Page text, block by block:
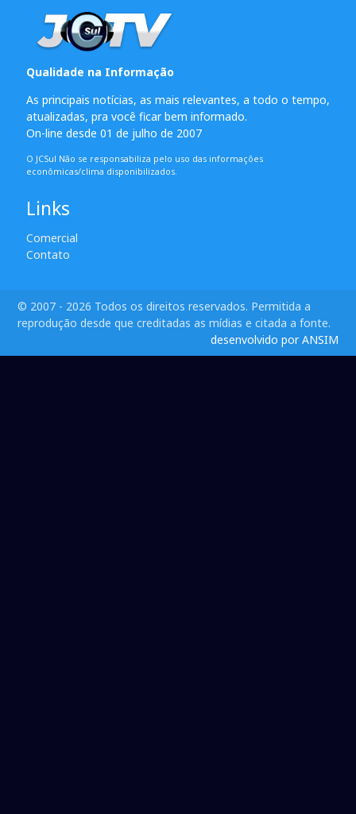
Qualidade na Informação
As principais notícias, as mais relevantes, a todo o tempo,
atualizadas, pra você ficar bem informado.
On-line desde 01 de julho de 2007
O JCSul Não se responsabiliza pelo uso das informações
econômicas/clima disponibilizados.
Links
Comercial
Contato
© 2007 - 2026 Todos os direitos reservados. Permitida a
reprodução desde que creditadas as mídias e citada a fonte.
desenvolvido por ANSIM